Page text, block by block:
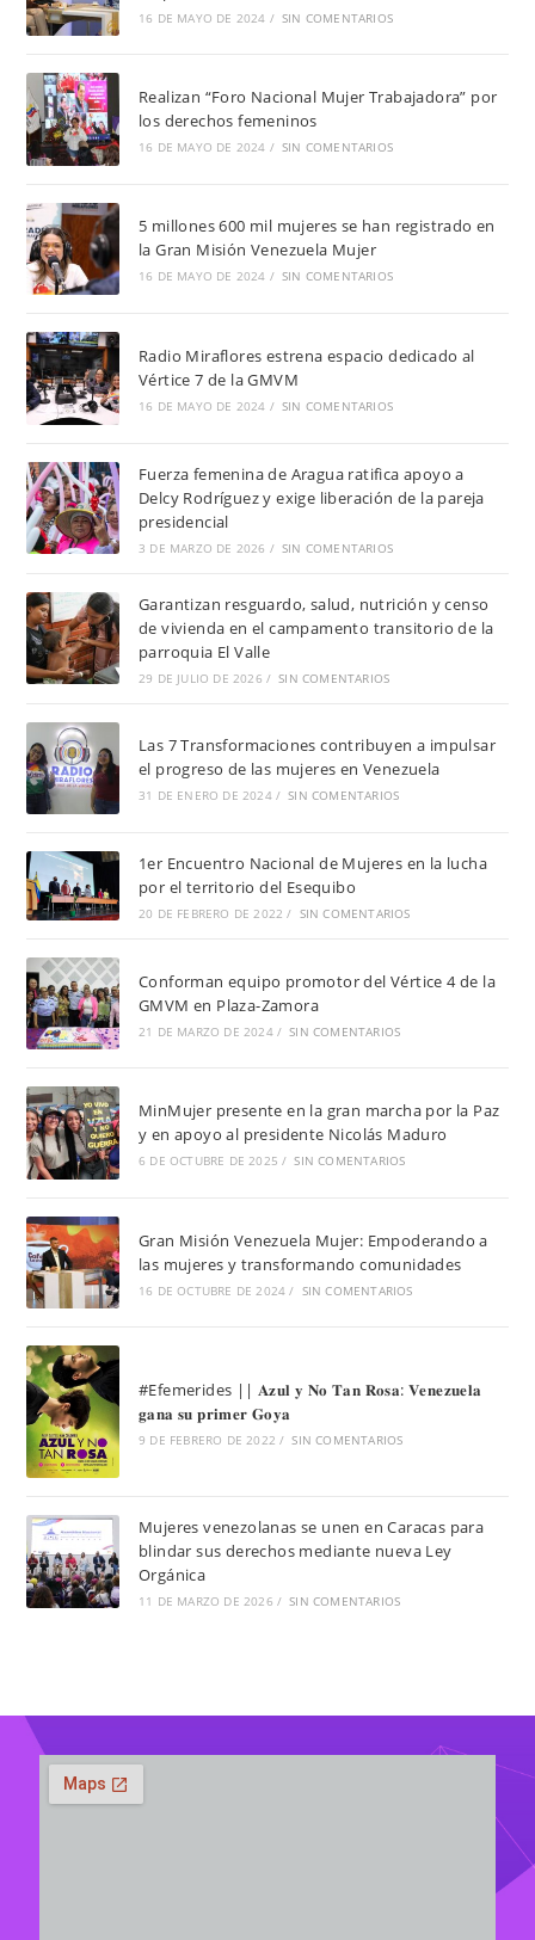
16 DE MAYO DE 2024 / SIN COMENTARIOS
Realizan “Foro Nacional Mujer Trabajadora” por
los derechos femeninos
16 DE MAYO DE 2024 / SIN COMENTARIOS
5 millones 600 mil mujeres se han registrado en
la Gran Misión Venezuela Mujer
16 DE MAYO DE 2024 / SIN COMENTARIOS
Radio Miraflores estrena espacio dedicado al
Vértice 7 de la GMVM
16 DE MAYO DE 2024 / SIN COMENTARIOS
Fuerza femenina de Aragua ratifica apoyo a
Delcy Rodríguez y exige liberación de la pareja
presidencial
3 DE MARZO DE 2026 / SIN COMENTARIOS
Garantizan resguardo, salud, nutrición y censo
de vivienda en el campamento transitorio de la
parroquia El Valle
29 DE JULIO DE 2026 / SIN COMENTARIOS
Las 7 Transformaciones contribuyen a impulsar
el progreso de las mujeres en Venezuela
31 DE ENERO DE 2024 / SIN COMENTARIOS
1er Encuentro Nacional de Mujeres en la lucha
por el territorio del Esequibo
20 DE FEBRERO DE 2022 / SIN COMENTARIOS
Conforman equipo promotor del Vértice 4 de la
GMVM en Plaza-Zamora
21 DE MARZO DE 2024 / SIN COMENTARIOS
MinMujer presente en la gran marcha por la Paz
y en apoyo al presidente Nicolás Maduro
6 DE OCTUBRE DE 2025 / SIN COMENTARIOS
Gran Misión Venezuela Mujer: Empoderando a
las mujeres y transformando comunidades
16 DE OCTUBRE DE 2024 / SIN COMENTARIOS
#Efemerides || 𝐀𝐳𝐮𝐥 𝐲 𝐍𝐨 𝐓𝐚𝐧 𝐑𝐨𝐬𝐚: 𝐕𝐞𝐧𝐞𝐳𝐮𝐞𝐥𝐚
𝐠𝐚𝐧𝐚 𝐬𝐮 𝐩𝐫𝐢𝐦𝐞𝐫 𝐆𝐨𝐲𝐚
9 DE FEBRERO DE 2022 / SIN COMENTARIOS
Mujeres venezolanas se unen en Caracas para
blindar sus derechos mediante nueva Ley
Orgánica
11 DE MARZO DE 2026 / SIN COMENTARIOS